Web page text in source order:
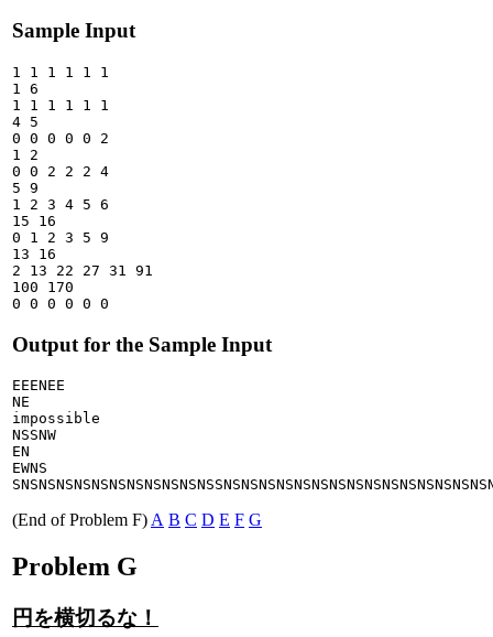
Sample Input
1 1 1 1 1 1
1 6
1 1 1 1 1 1
4 5
0 0 0 0 0 2
1 2
0 0 2 2 2 4
5 9
1 2 3 4 5 6
15 16
0 1 2 3 5 9
13 16
2 13 22 27 31 91
100 170
Output for the Sample Input
EEENEE
NE
impossible
NSSNW
EN
EWNS
(End of Problem F)A B C D E F G
Problem G
円を横切るな！